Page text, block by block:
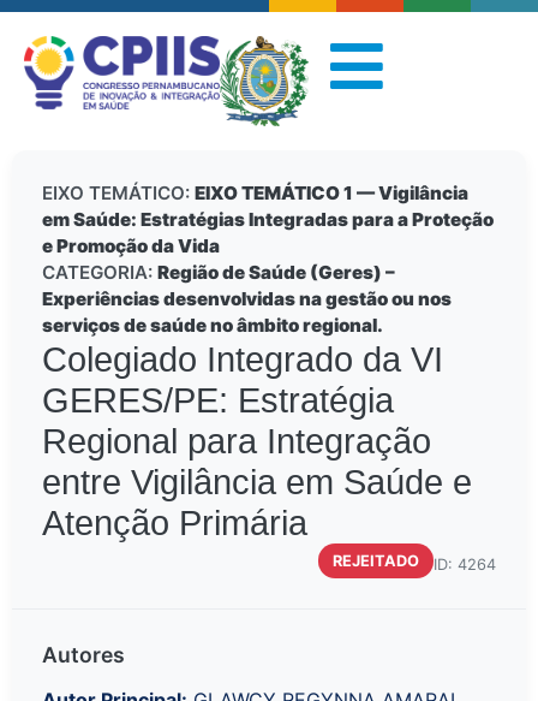
EIXO TEMÁTICO: EIXO TEMÁTICO 1 — Vigilância
em Saúde: Estratégias Integradas para a Proteção
e Promoção da Vida
CATEGORIA: Região de Saúde (Geres) –
Experiências desenvolvidas na gestão ou nos
serviços de saúde no âmbito regional.
Colegiado Integrado da VI
GERES/PE: Estratégia
Regional para Integração
entre Vigilância em Saúde e
Atenção Primária
REJEITADO ID: 4264
Autores